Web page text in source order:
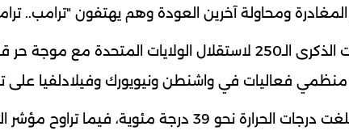
ومحاولة آخرين العودة وهم يهتفون "ترامب..
وتزامنت احتفالات الذكرى الـ250 لاستقلال الولايات
منظمي فعاليات في واشنطن ونيويورك وفيلادلفيا على